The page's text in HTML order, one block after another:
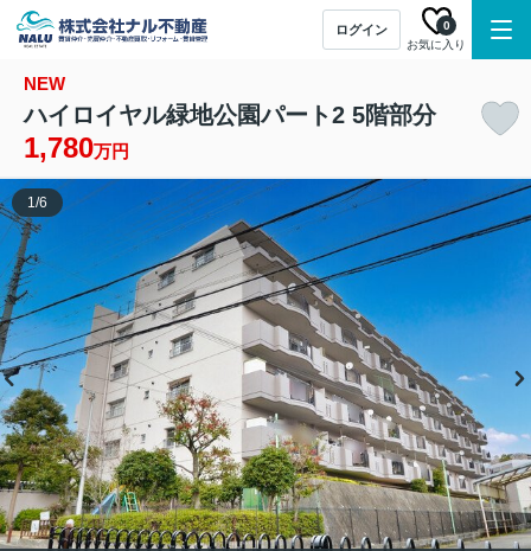
ログイン
お気に入り
0
NEW
ハイロイヤル緑地公園パート2 5階部分
1,780万円
1/6